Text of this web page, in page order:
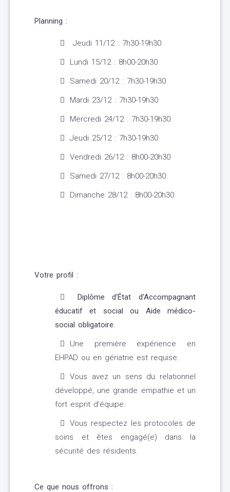
Planning :
Jeudi 11/12 : 7h30-19h30
Lundi 15/12 : 8h00-20h30
Samedi 20/12 : 7h30-19h30
Mardi 23/12 : 7h30-19h30
Mercredi 24/12 : 7h30-19h30
Jeudi 25/12 : 7h30-19h30
Vendredi 26/12 : 8h00-20h30
Samedi 27/12 : 8h00-20h30
Dimanche 28/12 : 8h00-20h30
Votre profil :
Diplôme d'État d'Accompagnant
éducatif et social ou Aide médico-
social obligatoire.
Une première expérience en
EHPAD ou en gériatrie est requise.
Vous avez un sens du relationnel
développé, une grande empathie et un
fort esprit d’équipe.
Vous respectez les protocoles de
soins et êtes engagé(e) dans la
sécurité des résidents.
Ce que nous offrons :